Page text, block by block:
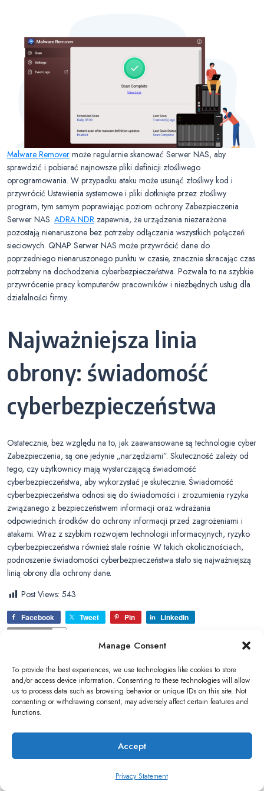
Manage Consent
To provide the best experiences, we use technologies like cookies to store
and/or access device information. Consenting to these technologies will allow
us to process data such as browsing behavior or unique IDs on this site. Not
consenting or withdrawing consent, may adversely affect certain features and
functions.
Accept
Privacy Statement
Malware Remover może regularnie skanować Serwer NAS, aby
sprawdzić i pobierać najnowsze pliki definicji złośliwego
oprogramowania. W przypadku ataku może usunąć złośliwy kod i
przywrócić Ustawienia systemowe i pliki dotknięte przez złośliwy
program, tym samym poprawiając poziom ochrony Zabezpieczenia
Serwer NAS. ADRA NDR zapewnia, że urządzenia niezarażone
pozostają nienaruszone bez potrzeby odłączania wszystkich połączeń
sieciowych. QNAP Serwer NAS może przywrócić dane do
poprzedniego nienaruszonego punktu w czasie, znacznie skracając czas
potrzebny na dochodzenia cyberbezpieczeństwa. Pozwala to na szybkie
przywrócenie pracy komputerów pracowników i niezbędnych usług dla
działalności firmy.
Najważniejsza linia
obrony: świadomość
cyberbezpieczeństwa
Ostatecznie, bez względu na to, jak zaawansowane są technologie cyber
Zabezpieczenia, są one jedynie „narzędziami”. Skuteczność zależy od
tego, czy użytkownicy mają wystarczającą świadomość
cyberbezpieczeństwa, aby wykorzystać je skutecznie. Świadomość
cyberbezpieczeństwa odnosi się do świadomości i zrozumienia ryzyka
związanego z bezpieczeństwem informacji oraz wdrażania
odpowiednich środków do ochrony informacji przed zagrożeniami i
atakami. Wraz z szybkim rozwojem technologii informacyjnych, ryzyko
cyberbezpieczeństwa również stale rośnie. W takich okolicznościach,
podnoszenie świadomości cyberbezpieczeństwa stało się najważniejszą
linią obrony dla ochrony dane.
Post Views: 543
Facebook Tweet Pin
LinkedIn